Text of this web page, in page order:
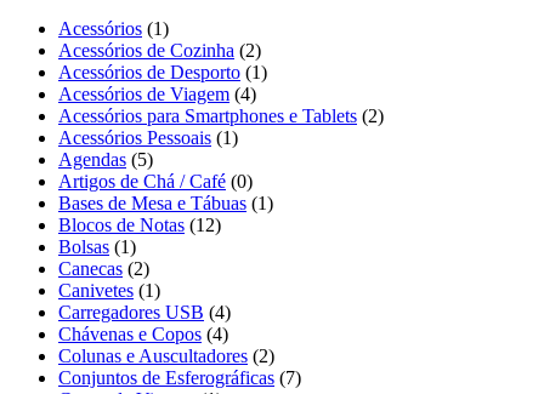
Acessórios (1)
Acessórios de Cozinha (2)
Acessórios de Desporto (1)
Acessórios de Viagem (4)
Acessórios para Smartphones e Tablets (2)
Acessórios Pessoais (1)
Agendas (5)
Artigos de Chá / Café (0)
Bases de Mesa e Tábuas (1)
Blocos de Notas (12)
Bolsas (1)
Canecas (2)
Canivetes (1)
Carregadores USB (4)
Chávenas e Copos (4)
Colunas e Auscultadores (2)
Conjuntos de Esferográficas (7)